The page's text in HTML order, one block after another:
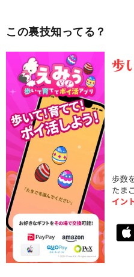
この裏技知ってる？